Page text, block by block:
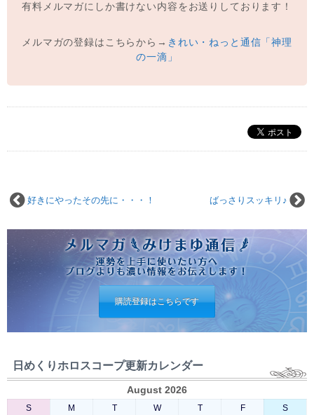
有料メルマガにしか書けない内容をお送りしております！
メルマガの登録はこちらから→ きれい・ねっと通信「神理
の一滴」
ばっさりスッキリ♪
好きにやったその先に・・・！
購読登録はこちらです
日めくりホロスコープ更新カレンダー
August 2026
S M T W T F
S